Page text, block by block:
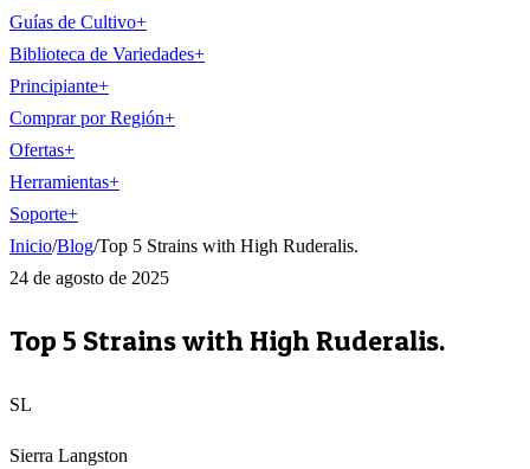
Guías de Cultivo+
Biblioteca de Variedades+
Principiante+
Comprar por Región+
Ofertas+
Herramientas+
Soporte+
Inicio/Blog/Top 5 Strains with High Ruderalis.
24 de agosto de 2025
Top 5 Strains with High Ruderalis.
SL
Sierra Langston